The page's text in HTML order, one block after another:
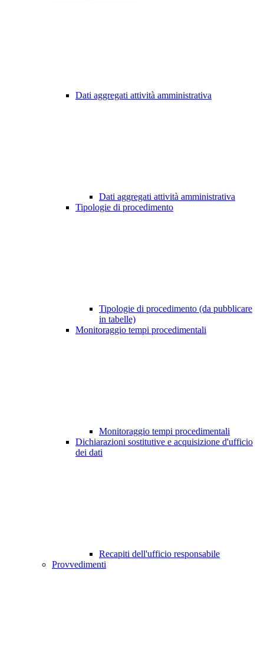
Dati aggregati attività amministrativa
Dati aggregati attività amministrativa
Tipologie di procedimento
Tipologie di procedimento (da pubblicare
in tabelle)
Monitoraggio tempi procedimentali
Monitoraggio tempi procedimentali
Dichiarazioni sostitutive e acquisizione d'ufficio
dei dati
Recapiti dell'ufficio responsabile
Provvedimenti